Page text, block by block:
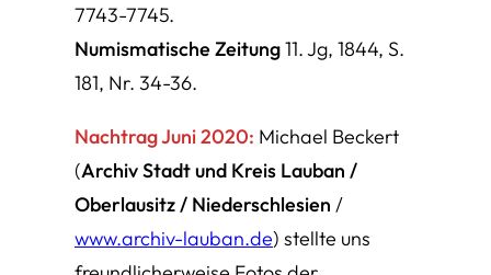
7743-7745.
Numismatische Zeitung11. Jg, 1844, S.
181, Nr. 34-36.
Nachtrag Juni 2020: Michael Beckert
(Archiv Stadt und Kreis Lauban /
Oberlausitz / Niederschlesien /
www.archiv-lauban.de) stellte uns